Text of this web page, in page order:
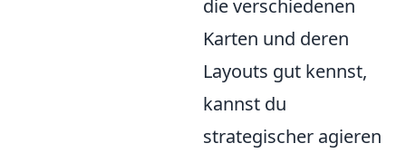
die verschiedenen
Karten und deren
Layouts gut kennst,
kannst du
strategischer agieren